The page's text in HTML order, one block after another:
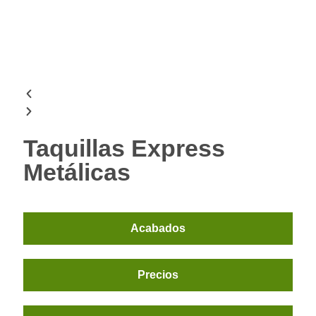
Taquillas Express
Metálicas
Acabados
Precios